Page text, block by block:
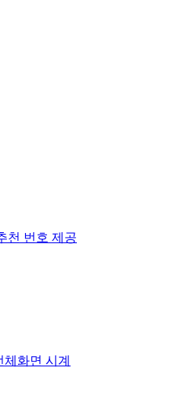
천 번호 제공
화면 시계